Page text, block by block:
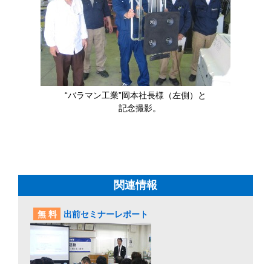
“バラマン工業”岡本社長様（左側）と
記念撮影。
関連情報
無料 出前セミナーレポート